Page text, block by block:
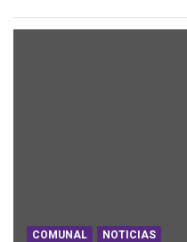
COMUNAL NOTICIAS